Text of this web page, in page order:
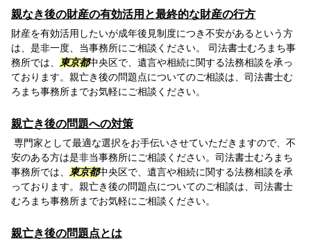
親なき後の財産の有効活用と最終的な財産の行方
財産を有効活用したいが成年後見制度につき不安があるという方
は、是非一度、当事務所にご相談ください。 司法書士むろまち事
務所では、
東京都中央区で、遺言や相続に関する法務相談を承っ
ております。親亡き後の問題点についてのご相談は、司法書士む
ろまち事務所までお気軽にご相談ください。
親亡き後の問題への対策
専門家として最適な選択をお手伝いさせていただきますので、不
安のある方は是非当事務所にご相談ください。司法書士むろまち
事務所では、
東京都中央区で、遺言や相続に関する法務相談を承
っております。親亡き後の問題点についてのご相談は、司法書士
むろまち事務所までお気軽にご相談ください。
親亡き後の問題点とは